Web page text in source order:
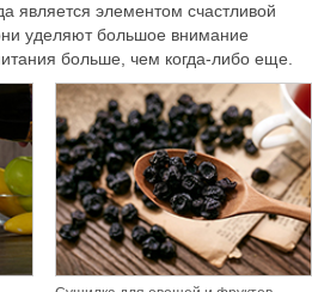
является элементом счастливой
уделяют большое внимание
больше, чем когда-либо еще.